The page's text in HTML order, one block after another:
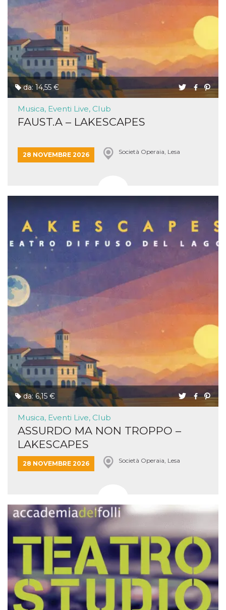
da: 14,55 €
Musica, Eventi Live, Club
FAUST.A – LAKESCAPES
28 NOVEMBRE 2026 Società Operaia, Lesa
da: 6,15 €
Musica, Eventi Live, Club
ASSURDO MA NON TROPPO –
LAKESCAPES
28 NOVEMBRE 2026 Società Operaia, Lesa